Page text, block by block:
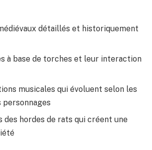
détaillés et historiquement
à base de torches et leur interaction
musicales qui évoluent selon les
personnages
des hordes de rats qui créent une